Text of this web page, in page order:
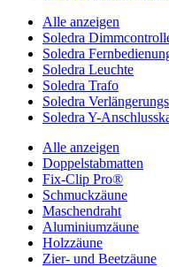
Alle anzeigen
Soledra
Soledra
Soledra Leuchte
Soledra Trafo
Soledra
Soledra Y-
Alle anzeigen
Doppelstabmatten
Fix-Clip Pro®
Schmuckzäune
Maschendraht
Aluminiumzäune
Holzzäune
Zier- und Beetzäune